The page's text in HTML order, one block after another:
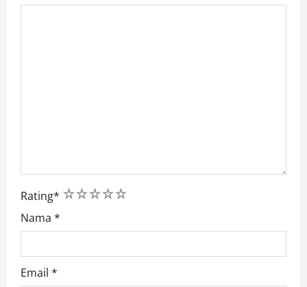
Rating* 5
4
3
2
1
Nama *
Email *